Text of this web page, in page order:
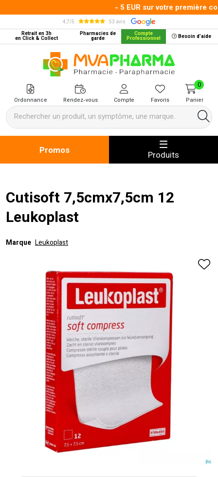
- 5 EUR sur votre première
4,7/5
53 avis
Retrait en 3h
en Click & Collect
Pharmacies de
garde
Compte
Professionnel Besoin d’aide
MVA Pharma Votre pharmacie
Ordonnance Rendez-vous Compte Favoris Panier
0
Promos Produits
Cutisoft 7,5cmx7,5cm 12
Leukoplast
Marque Leukoplast